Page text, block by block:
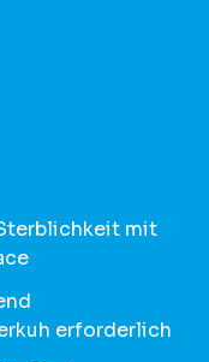
mit
erforderlich